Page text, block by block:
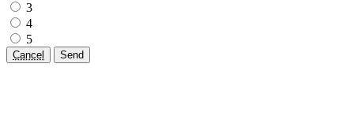
3
4
5
Cancel Send